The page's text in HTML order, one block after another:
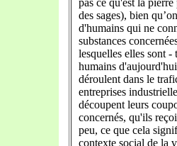
pas ce qu'est la
des sages), bien
d'humains qui ne
substances
lesquelles elles sont
humains
déroulent dans le
entreprises
découpent leurs
concernés, qu'ils
peu, ce que cela
contexte social de la